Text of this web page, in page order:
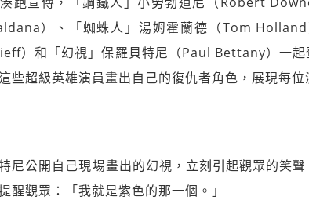
）、「蜘蛛人」湯姆霍蘭德（Tom
）和「幻視」保羅貝特尼（Paul Bettany）一
些超級英雄演員畫出自己的復仇者角色，展現每位
尼公開自己現場畫出的幻視，立刻引起觀眾的笑
醒觀眾：「我就是紫色的那一個。」